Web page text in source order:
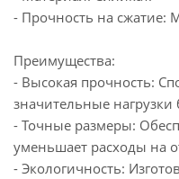
- Прочность на сжатие:
Преимущества:
- Высокая прочность:
значительные
- Точные размеры:
уменьшает расходы на
- Экологичность: